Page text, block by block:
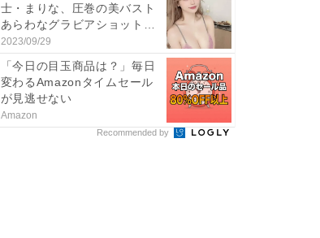
士・まりな、圧巻の美バスト
あらわなグラビアショット公
開...
2023/09/29
「今日の目玉商品は？」毎日
変わるAmazonタイムセール
が見逃せない
Amazon
Recommended by